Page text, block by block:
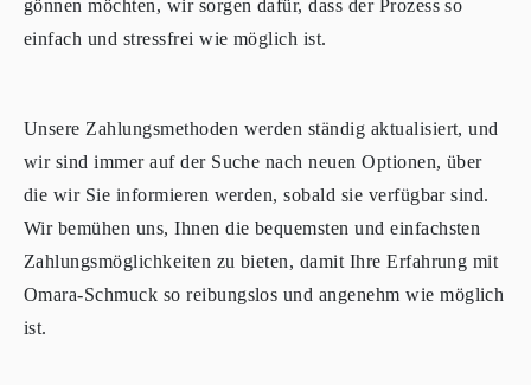
gönnen möchten, wir sorgen dafür, dass der Prozess so
einfach und stressfrei wie möglich ist.
Unsere Zahlungsmethoden werden ständig aktualisiert, und
wir sind immer auf der Suche nach neuen Optionen, über
die wir Sie informieren werden, sobald sie verfügbar sind.
Wir bemühen uns, Ihnen die bequemsten und einfachsten
Zahlungsmöglichkeiten zu bieten, damit Ihre Erfahrung mit
Omara-Schmuck so reibungslos und angenehm wie möglich
ist.